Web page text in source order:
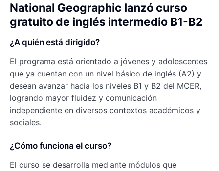
National Geographic lanzó curso
gratuito de inglés intermedio B1-B2
¿A quién está dirigido?
El programa está orientado a jóvenes y adolescentes
que ya cuentan con un nivel básico de inglés (A2) y
desean avanzar hacia los niveles B1 y B2 del MCER,
logrando mayor fluidez y comunicación
independiente en diversos contextos académicos y
sociales.
¿Cómo funciona el curso?
El curso se desarrolla mediante módulos que